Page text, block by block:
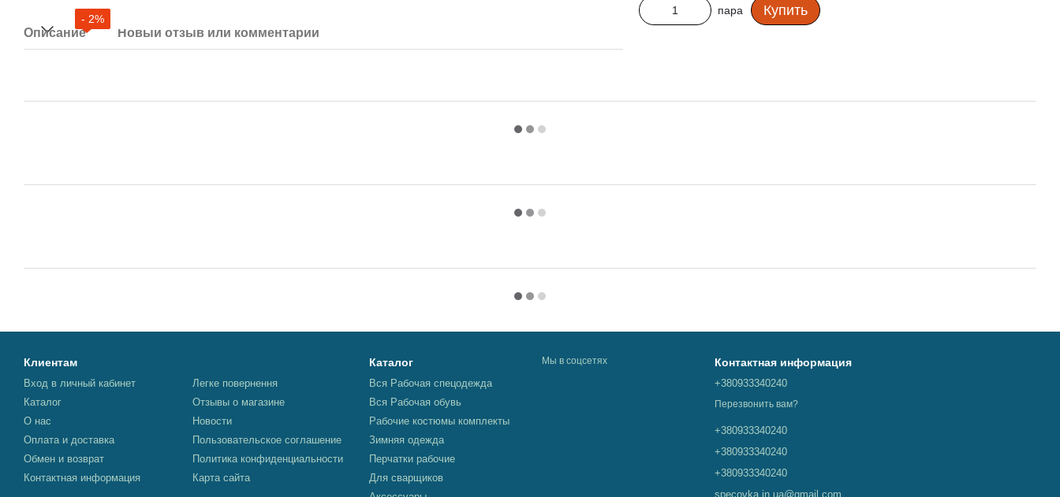
- 2%
Описание Новый отзыв или комментарий
пара Купить
Клиентам
Вход в личный кабинет
Каталог
О нас
Оплата и доставка
Обмен и возврат
Контактная информация
Легке повернення
Отзывы о магазине
Новости
Пользовательское соглашение
Политика конфиденциальности
Карта сайта
Каталог
Вся Рабочая спецодежда
Вся Рабочая обувь
Рабочие костюмы комплекты
Зимняя одежда
Перчатки рабочие
Для сварщиков
Мы в соцсетях Контактная информация
+380933340240
Перезвонить вам?
+380933340240
+380933340240
+380933340240
specovka.in.ua@gmail.com